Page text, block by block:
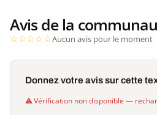
Avis de la
Aucun avis pour le moment
Donnez votre avis sur cette
Vérification non disponible —